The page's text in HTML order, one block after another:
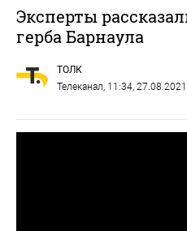
Эксперты
герба Барнаула
ТОЛК
Телеканал, 11:34, 27.08.2021